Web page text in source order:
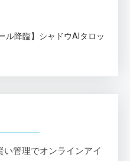
ル降臨】シャドウAIタロッ
管理でオンラインアイ